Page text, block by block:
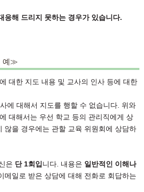
응해 드리지 못하는 경우가 있습니다.
예≫
대한 지도 내용 및 교사의 인사 등에 대한
에 대해서 지도를 행할 수 없습니다. 위와
대해서는 우선 학교 등의 관리직에게 상
않을 경우에는 관할 교육 위원회에 상담하
은 단 1회입 니다. 내용은 일반적인 이해나
메일로 받은 상담에 대해 전화로 회답하는